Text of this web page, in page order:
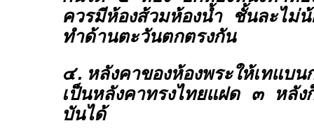
ควรมีห้องส้วมห้องน้ำ ชั้นละไม่
ทำด้านตะวันตกตรงกัน
๔.หลังคาของห้องพระให้เทแบ
เป็นหลังคาทรงไทยแฝด ๓ หลัง
บันได้